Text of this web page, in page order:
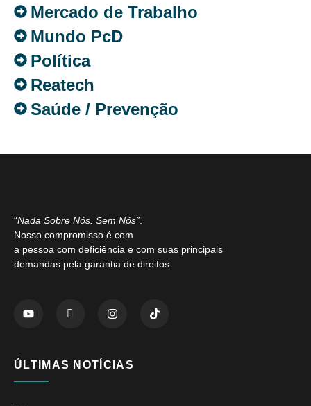
Mercado de Trabalho
Mundo PcD
Política
Reatech
Saúde / Prevenção
“Nada Sobre Nós. Sem Nós”
Nosso compromisso é com
a pessoa com deficiência e com suas principais
demandas pela garantia de direitos.
ÚLTIMAS NOTÍCIAS